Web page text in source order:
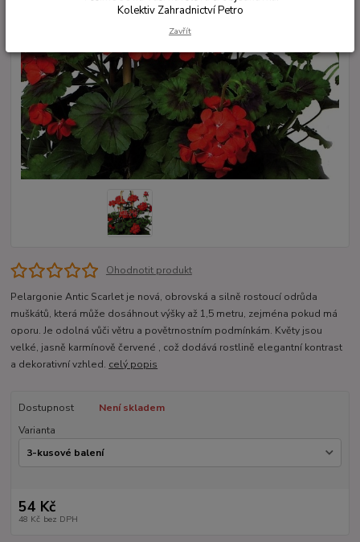
Ohodnotit produkt
Pelargonie Antic Scarlet je nová, obrovská a silně rostoucí odrůda
muškátů, která může dosáhnout výšky až 1,5 metru, zejména pokud má
oporu. Je odolná vůči větru a povětrnostním podmínkám. Květy jsou
velké, jasně karmínově červené , což dodává rostlině elegantní kontrast
a dekorativní vzhled. celý popis
Dostupnost
Není skladem
Varianta
54 Kč
48 Kč bez DPH
Kolektiv Zahradnictví Petro
Zavřít